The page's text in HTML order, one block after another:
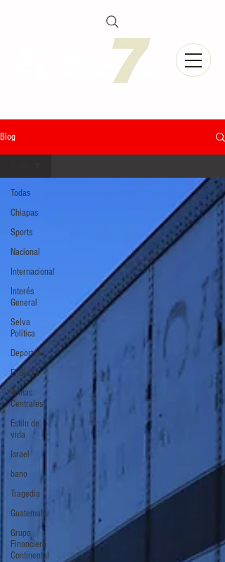
Blog
Todas
Chiapas
Sports
Nacional
Internacional
Interés
General
Selva
Política
Deportes
El Sie7e
Temas
Centrales
Estilo de
vida
Israel
bano
Tragedia
Guatemala
Grupo
Financiero
Continental